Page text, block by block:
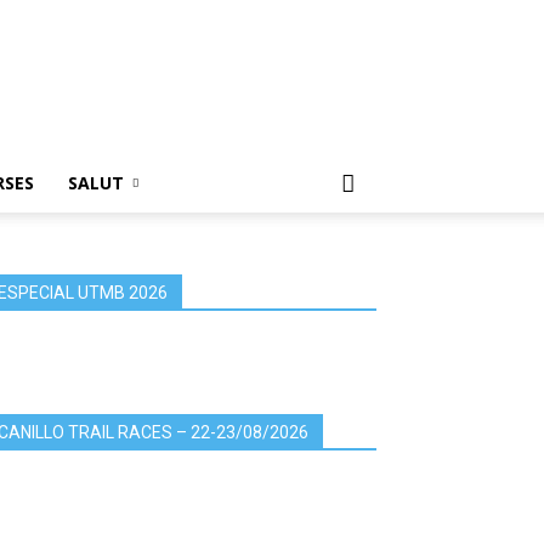
SALUT
ESPECIAL UTMB 2026
TRAIL RACES – 22-23/08/2026